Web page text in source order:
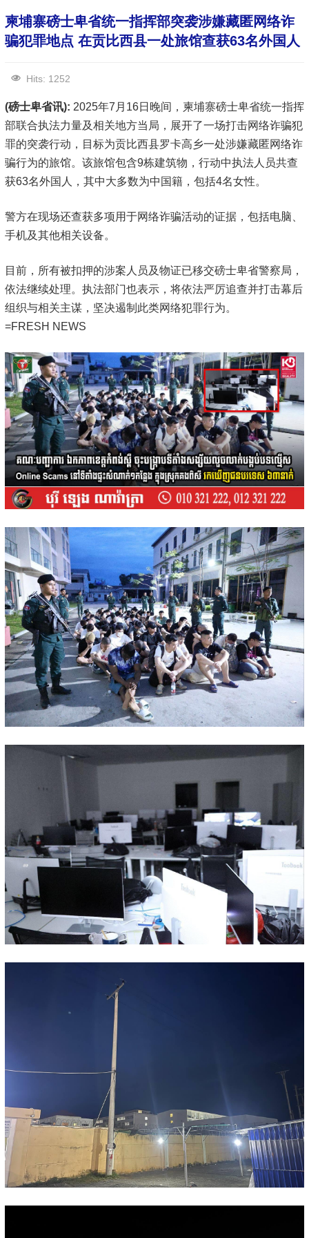
柬埔寨磅士卑省统一指挥部突袭涉嫌藏匿网络诈
骗犯罪地点 在贡比西县一处旅馆查获63名外国人
Hits: 1252
(磅士卑省讯): 2025年7月16日晚间，柬埔寨磅士卑省统一指挥
部联合执法力量及相关地方当局，展开了一场打击网络诈骗犯
罪的突袭行动，目标为贡比西县罗卡高乡一处涉嫌藏匿网络诈
骗行为的旅馆。该旅馆包含9栋建筑物，行动中执法人员共查
获63名外国人，其中大多数为中国籍，包括4名女性。
警方在现场还查获多项用于网络诈骗活动的证据，包括电脑、
手机及其他相关设备。
目前，所有被扣押的涉案人员及物证已移交磅士卑省警察局，
依法继续处理。执法部门也表示，将依法严厉追查并打击幕后
组织与相关主谋，坚决遏制此类网络犯罪行为。
=FRESH NEWS